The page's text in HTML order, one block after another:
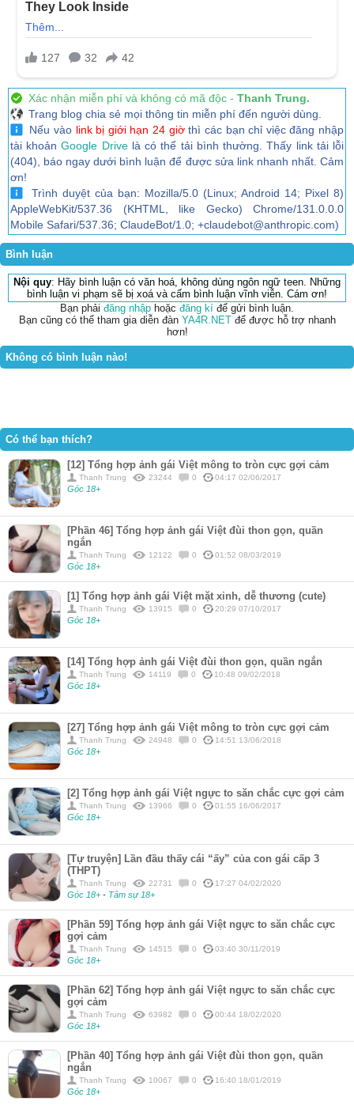
Xác nhận miễn phí và không có mã độc - Thanh Trung.
Trang blog chia sẻ mọi thông tin miễn phí đến người dùng.
Nếu vào link bị giới hạn 24 giờthì các bạn chỉ việc đăng nhập
tài khoảnGoogle Drivelà có thể tải bình thường. Thấy link tải lỗi
(404), báo ngay dưới bình luận để được sửa link nhanh nhất. Cảm
ơn!
Trình duyệt của bạn: Mozilla/5.0 (Linux; Android 14; Pixel 8)
AppleWebKit/537.36 (KHTML, like Gecko) Chrome/131.0.0.0
Mobile Safari/537.36; ClaudeBot/1.0; +claudebot@anthropic.com)
Bình luận
Nội quy: Hãy bình luận có văn hoá, không dùng ngôn ngữ teen. Những
bình luận vi phạm sẽ bị xoá và cấm bình luận vĩnh viễn. Cám ơn!
Bạn phải đăng nhập hoặc đăng kí để gửi bình luận.
Bạn cũng có thể tham gia diễn đàn YA4R.NETđể được hỗ trợ nhanh
hơn!
Không có bình luận nào!
Có thể bạn thích?
[12] Tổng hợp ảnh gái Việt mông to tròn cực gợi cảm
Thanh Trung 23244 0 04:17 02/06/2017
Góc 18+
[Phần 46] Tổng hợp ảnh gái Việt đùi thon gọn, quần
ngắn
Thanh Trung 12122 0 01:52 08/03/2019
Góc 18+
[1] Tổng hợp ảnh gái Việt mặt xinh, dễ thương (cute)
Thanh Trung 13915 0 20:29 07/10/2017
Góc 18+
[14] Tổng hợp ảnh gái Việt đùi thon gọn, quần ngắn
Thanh Trung 14119 0 10:48 09/02/2018
Góc 18+
[27] Tổng hợp ảnh gái Việt mông to tròn cực gợi cảm
Thanh Trung 24948 0 14:51 13/06/2018
Góc 18+
[2] Tổng hợp ảnh gái Việt ngực to săn chắc cực gợi cảm
Thanh Trung 13966 0 01:55 16/06/2017
Góc 18+
[Tự truyện] Lần đầu thấy cái “ấy” của con gái cấp 3
(THPT)
Thanh Trung 22731 0 17:27 04/02/2020
Góc 18+ - Tâm sự 18+
[Phần 59] Tổng hợp ảnh gái Việt ngực to săn chắc cực
gợi cảm
Thanh Trung 14515 0 03:40 30/11/2019
Góc 18+
[Phần 62] Tổng hợp ảnh gái Việt ngực to săn chắc cực
gợi cảm
Thanh Trung 63982 0 00:44 18/02/2020
Góc 18+
[Phần 40] Tổng hợp ảnh gái Việt đùi thon gọn, quần
ngắn
Thanh Trung 10067 0 16:40 18/01/2019
Góc 18+